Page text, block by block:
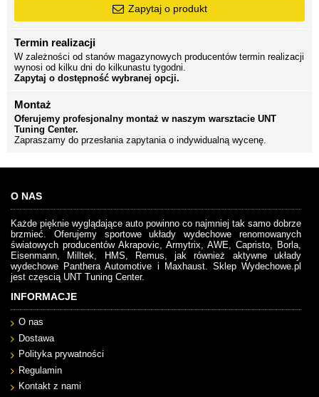
Zapytaj o produkt
Termin realizacji
W zależności od stanów magazynowych producentów termin realizacji
wynosi od kilku dni do kilkunastu tygodni.
Zapytaj o dostępność wybranej opcji.
Montaż
Oferujemy profesjonalny montaż w naszym warsztacie UNT
Tuning Center.
Zapraszamy do przesłania zapytania o indywidualną wycenę.
O NAS
Każde pięknie wyglądające auto powinno co najmniej tak samo dobrze
brzmieć. Oferujemy sportowe układy wydechowe renomowanych
światowych producentów Akrapovic, Armytrix, AWE, Capristo, Borla,
Eisenmann, Milltek, HMS, Remus, jak również aktywne układy
wydechowe Panthera Automotive i Maxhaust. Sklep Wydechowe.pl
jest częscią UNT Tuning Center.
INFORMACJE
O nas
Dostawa
Polityka prywatności
Regulamin
Kontakt z nami